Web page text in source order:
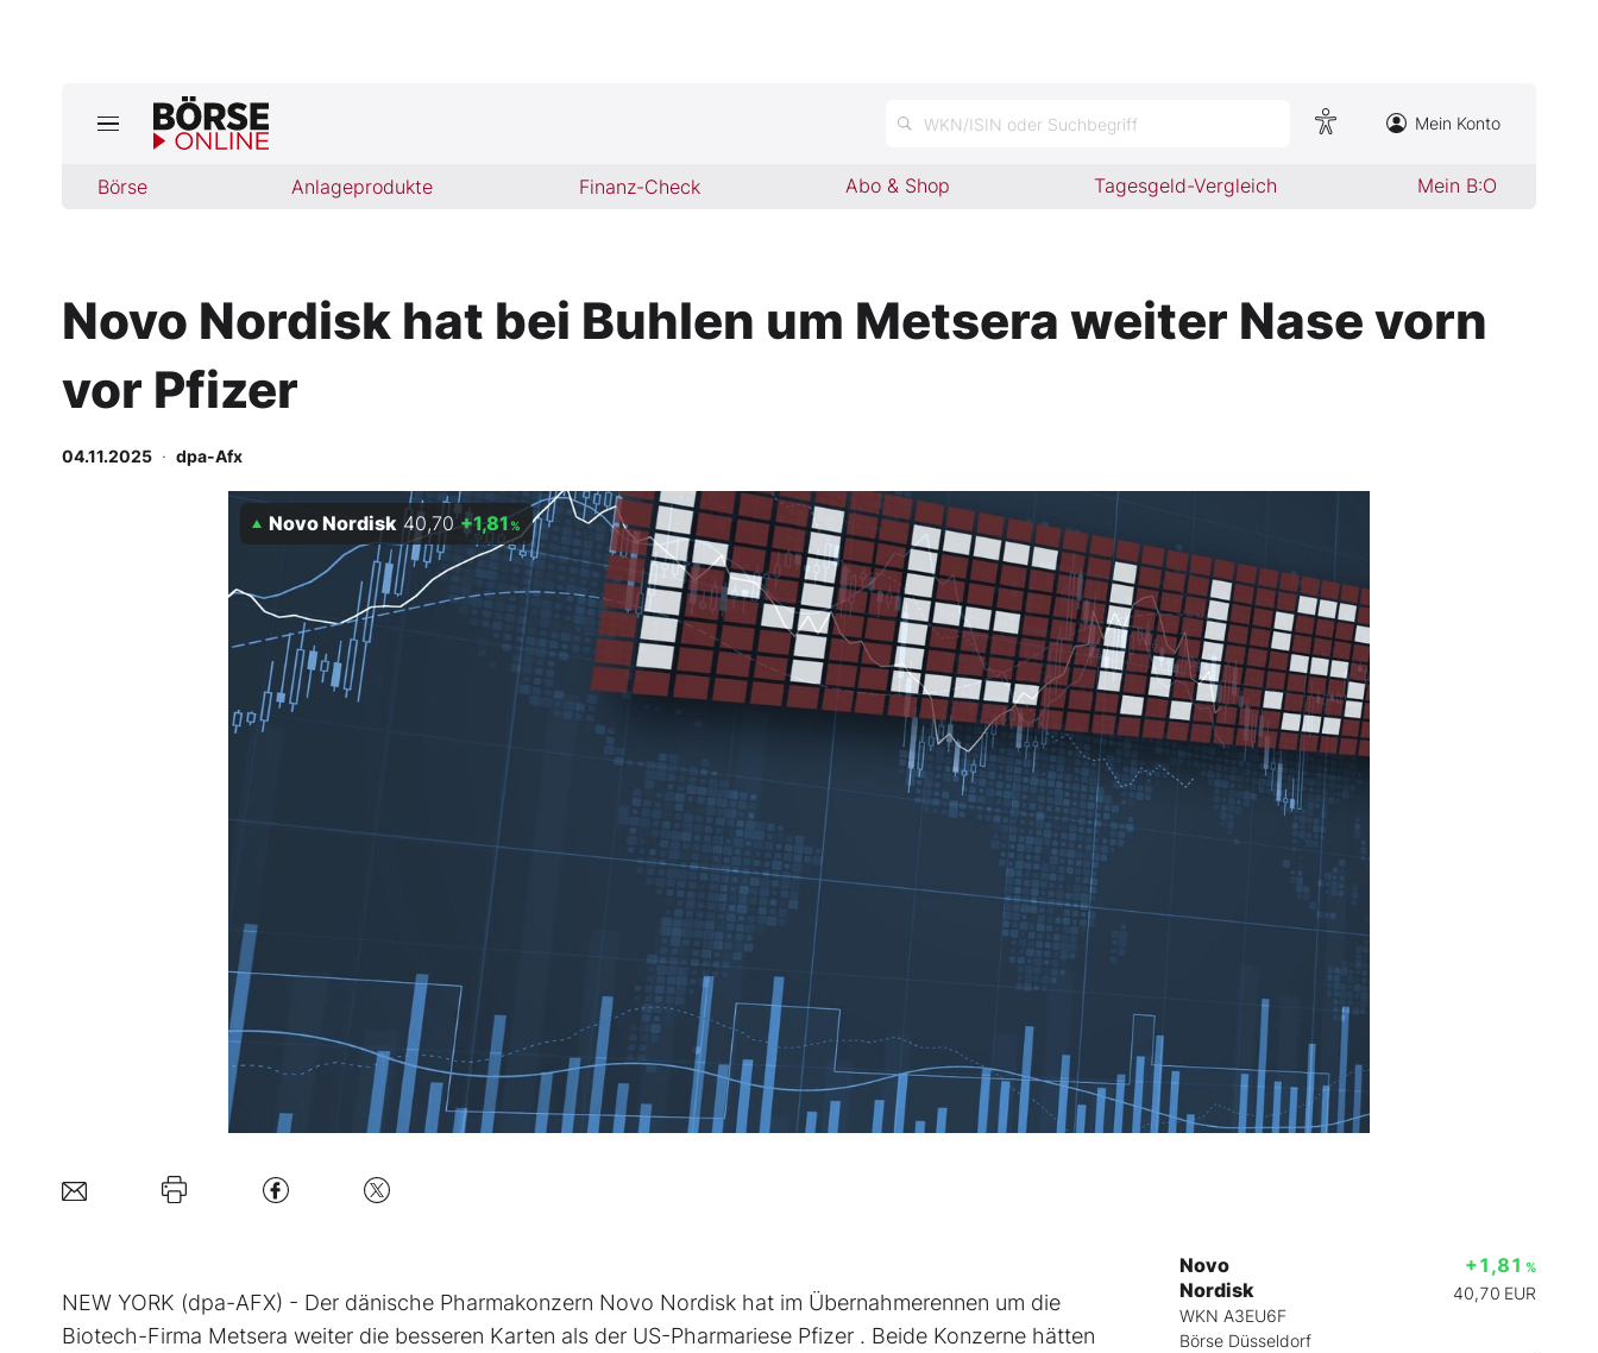
WKN/ISIN oder Suchbegriff Mein Konto
Börse Anlageprodukte Finanz-Check Abo & Shop Tagesgeld-Vergleich Mein B:O
Börse
Finanz-Check
Abo & Shop
BO-Musterdepots
Experten
Mein Konto
Folgen Sie uns
Novo Nordisk hat bei Buhlen um Metsera weiter Nase vorn
vor Pfizer
04.11.2025 · dpa-Afx
Novo Nordisk 40,70 +1,81%
NEW YORK (dpa-AFX) - Der dänische Pharmakonzern Novo Nordisk hat im Übernahmerennen um die
Biotech-Firma Metsera weiter die besseren Karten als der US-Pharmariese Pfizer . Beide Konzerne hätten
Novo
Nordisk
WKN A3EU6F
Börse Düsseldorf
+1,81 %
40,70 EUR